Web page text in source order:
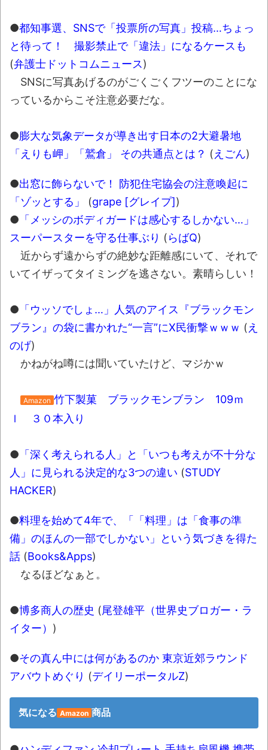
●都知事選、SNSで「投票所の写真」投稿…ちょっ
と待って！ 撮影禁止で「違法」になるケースも
(弁護士ドットコムニュース)
SNSに写真あげるのがごくごくフツーのことにな
っているからこそ注意必要だな。
●膨大な気象データが導き出す日本の2大避暑地
「えりも岬」「鷲倉」 その共通点とは？ (えごん)
●出窓に飾らないで！ 防犯住宅協会の注意喚起に
「ゾッとする」
(grape [グレイプ])
● 「メッシのボディガードは感心するしかない…」
スーパースターを守る仕事ぶり (らばQ)
近からず遠からずの絶妙な距離感にいて、それで
いてイザってタイミングを逃さない。素晴らしい！
● 「ウッソでしょ…」人気のアイス『ブラックモン
ブラン』の袋に書かれた“一言”にX民衝撃ｗｗｗ (え
のげ)
かねがね噂には聞いていたけど、マジかｗ
Amazon 竹下製菓 ブラックモンブラン 109ｍ
ｌ ３０本入り
● 「深く考えられる人」と「いつも考えが不十分な
人」に見られる決定的な3つの違い (STUDY
HACKER)
●料理を始めて4年で、「「料理」は「食事の準
備」のほんの一部でしかない」という気づきを得た
話 (Books&Apps)
なるほどなぁと。
●博多商人の歴史 (尾登雄平（世界史ブロガー・ラ
イター） )
●その真ん中には何があるのか 東京近郊ラウンド
アバウトめぐり (デイリーポータルZ)
気になる Amazon 商品